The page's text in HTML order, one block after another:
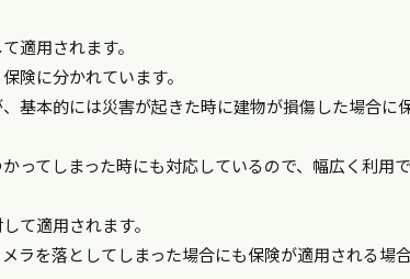
適用されます。
険に分かれています。
基本的には災害が起きた時に建物が損傷した場合に
ってしまった時にも対応しているので、幅広く利用で
て適用されます。
ラを落としてしまった場合にも保険が適用される場